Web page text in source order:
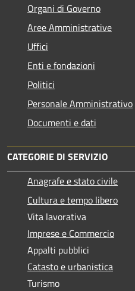
Organi di Governo
Aree Amministrative
Uffici
Enti e fondazioni
Politici
Personale Amministrativo
Documenti e dati
CATEGORIE DI SERVIZIO
Anagrafe e stato civile
Cultura e tempo libero
Vita lavorativa
Imprese e Commercio
Appalti pubblici
Catasto e urbanistica
Turismo